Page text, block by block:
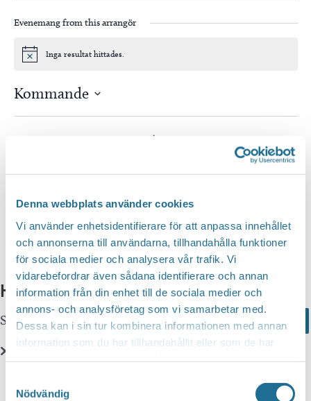
Denna webbplats använder cookies
Vi använder enhetsidentifierare för att anpassa innehållet
och annonserna till användarna, tillhandahålla funktioner
för sociala medier och analysera vår trafik. Vi
vidarebefordrar även sådana identifierare och annan
information från din enhet till de sociala medier och
annons- och analysföretag som vi samarbetar med.
Dessa kan i sin tur kombinera informationen med annan
information som du har tillhandahållit eller som de har
Nödvändig
Evenemang from this arrangör
Notis Inga resultat hittades.
Kommande
Välj
Idag
Hittar du inte vad du söker?
Sök här... Search